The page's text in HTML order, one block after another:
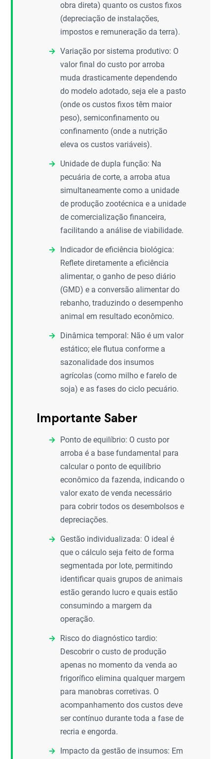
obra direta) quanto os custos fixos
(depreciação de instalações,
impostos e remuneração da terra).
Variação por sistema produtivo: O
valor final do custo por arroba
muda drasticamente dependendo
do modelo adotado, seja ele a pasto
(onde os custos fixos têm maior
peso), semiconfinamento ou
confinamento (onde a nutrição
eleva os custos variáveis).
Unidade de dupla função: Na
pecuária de corte, a arroba atua
simultaneamente como a unidade
de produção zootécnica e a unidade
de comercialização financeira,
facilitando a análise de viabilidade.
Indicador de eficiência biológica:
Reflete diretamente a eficiência
alimentar, o ganho de peso diário
(GMD) e a conversão alimentar do
rebanho, traduzindo o desempenho
animal em resultado econômico.
Dinâmica temporal: Não é um valor
estático; ele flutua conforme a
sazonalidade dos insumos
agrícolas (como milho e farelo de
soja) e as fases do ciclo pecuário.
Importante Saber
Ponto de equilíbrio: O custo por
arroba é a base fundamental para
calcular o ponto de equilíbrio
econômico da fazenda, indicando o
valor exato de venda necessário
para cobrir todos os desembolsos e
depreciações.
Gestão individualizada: O ideal é
que o cálculo seja feito de forma
segmentada por lote, permitindo
identificar quais grupos de animais
estão gerando lucro e quais estão
consumindo a margem da
operação.
Risco do diagnóstico tardio:
Descobrir o custo de produção
apenas no momento da venda ao
frigorífico elimina qualquer margem
para manobras corretivas. O
acompanhamento dos custos deve
ser contínuo durante toda a fase de
recria e engorda.
Impacto da gestão de insumos: Em